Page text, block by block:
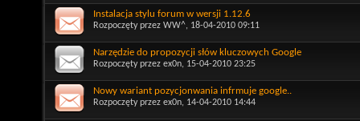
Instalacja stylu forum w wersji 1.12.6
Rozpoczęty przez WW^, 18-04-2010 09:11
Narzędzie do propozycji słów kluczowych Google
Rozpoczęty przez ex0n, 15-04-2010 23:25
Nowy wariant pozycjonwania infrmuje google..
Rozpoczęty przez ex0n, 14-04-2010 14:44